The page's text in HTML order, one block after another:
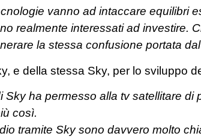
vanno ad intaccare equilibri
realmente interessati ad investire.
la stessa confusione portata
e della stessa Sky, per lo sviluppo
ha permesso alla tv satellitare di
così.
tramite Sky sono davvero molto